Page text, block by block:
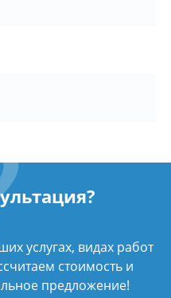
услугах, видах работ
стоимость и
предложение!